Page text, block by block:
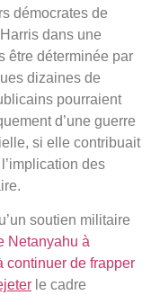
démocrates de
dans une
être déterminée par
dizaines de
pourraient
d’une guerre
si elle contribuait
des
soutien militaire
Netanyahu à
continuer de frapper
le cadre